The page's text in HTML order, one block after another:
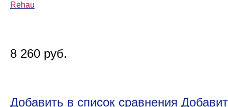
Rehau
8 260 руб.
Добавить в список сравнения